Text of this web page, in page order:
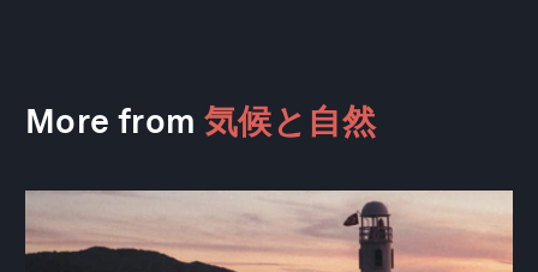
More from 気候と自然